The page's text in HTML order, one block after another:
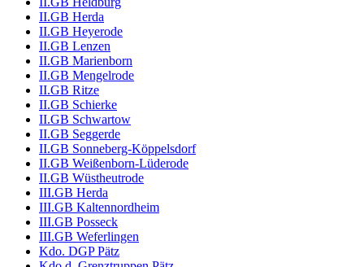
II.GB Herda
II.GB Heyerode
II.GB Lenzen
II.GB Marienborn
II.GB Mengelrode
II.GB Ritze
II.GB Schierke
II.GB Schwartow
II.GB Seggerde
II.GB Sonneberg-Köppelsdorf
II.GB Weißenborn-Lüderode
II.GB Wüstheutrode
III.GB Herda
III.GB Kaltennordheim
III.GB Posseck
III.GB Weferlingen
Kdo. DGP Pätz